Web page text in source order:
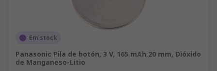
Em stock
Panasonic Pila de botón, 3 V, 165 mAh 20 mm, Dióxido
de Manganeso-Litio